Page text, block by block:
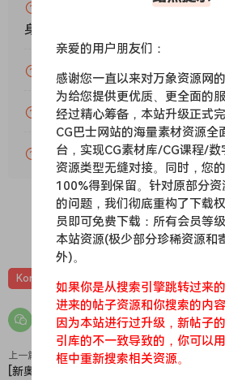
赞助包月VIP（或包年VIP）后
身VIP）吗？
为什么付款了未开通VIP会员？
账号可以分享或者借给别人用
VIP会员剩余时间查询？
0 0
Kontakt 吉他贝斯 音源
上一篇
[新奥尔良铜管乐队2音源]
[标
亲爱的用户朋友们：
感谢您一直以来对万象资源网
为给您提供更优质、更全面的
经过精心筹备，本站升级正式
CG巴士网站的海量素材资源全
台，实现CG素材库/CG课程/
资源类型无缝对接。同时，您
100%得到保留。针对原部分
的问题，我们彻底重构了下载
员即可免费下载：所有会员等
本站资源(极少部分珍稀资源和
外)。
如果你是从搜索引擎跳转过来
进来的帖子资源和你搜索的内
因为本站进行过升级，新帖子
引库的不一致导致的，你可以
框中重新搜索相关资源。